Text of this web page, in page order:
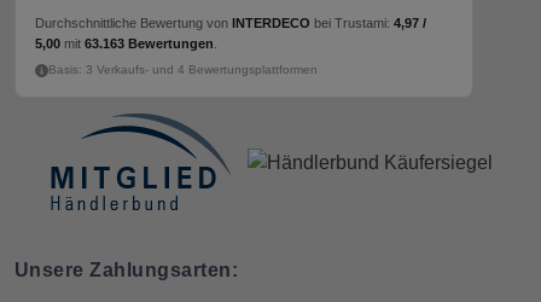
Durchschnittliche Bewertung von INTERDECO bei Trustami: 4,97 /
5,00 mit 63.163 Bewertungen
Basis: 3 Verkaufs- und 4 Bewertungsplattformen
Unsere Zahlungsarten: